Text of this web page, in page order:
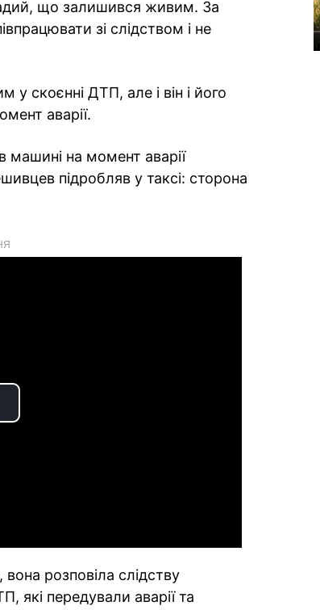
що залишився живим. За
зі слідством і не
скоєнні ДТП, але і він і його
аварії.
на момент аварії
підробляв у таксі: сторона
розповіла слідству
які передували аварії та